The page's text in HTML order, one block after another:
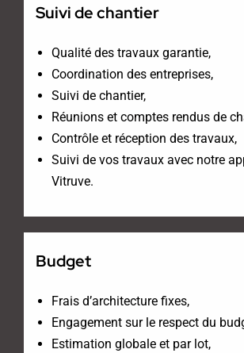
Suivi de chantier
Qualité des travaux garantie,
Coordination des entreprises,
Suivi de chantier,
Réunions et comptes rendus de
Contrôle et réception des travaux,
Suivi de vos travaux avec notre
Vitruve.
Budget
Frais d’architecture fixes,
Engagement sur le respect du
Estimation globale et par lot,